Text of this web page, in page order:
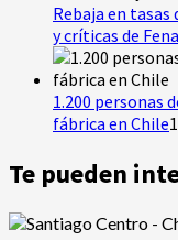
Rebaja en tasas
y críticas de
1.200 personas
fábrica en Chile
Te pueden